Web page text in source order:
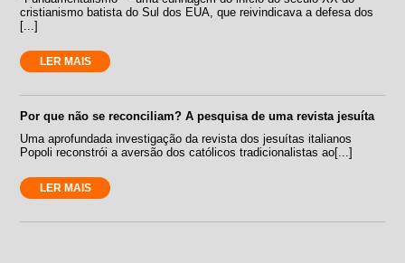
cristianismo batista do Sul dos EUA, que reivindicava a defesa dos
[...]
LER MAIS
Por que não se reconciliam? A pesquisa de uma revista jesuíta
Uma aprofundada investigação da revista dos jesuítas italianos
Popoli reconstrói a aversão dos católicos tradicionalistas ao[...]
LER MAIS